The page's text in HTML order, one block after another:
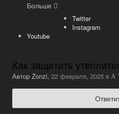
Больше
Twitter
Instagram
Youtube
Как защитить
Автор Zonzi, 22 февраля, 2025 в A